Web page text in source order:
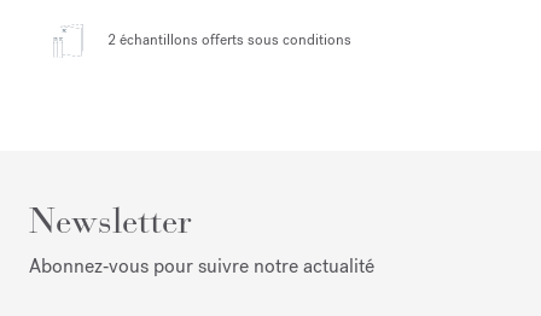
2 échantillons offerts sous conditions
Newsletter
Abonnez‑vous pour suivre notre actualité